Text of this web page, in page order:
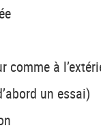
comme à
un essai)